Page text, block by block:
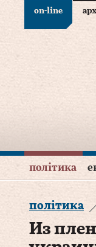
on-line
політика
політика
Из